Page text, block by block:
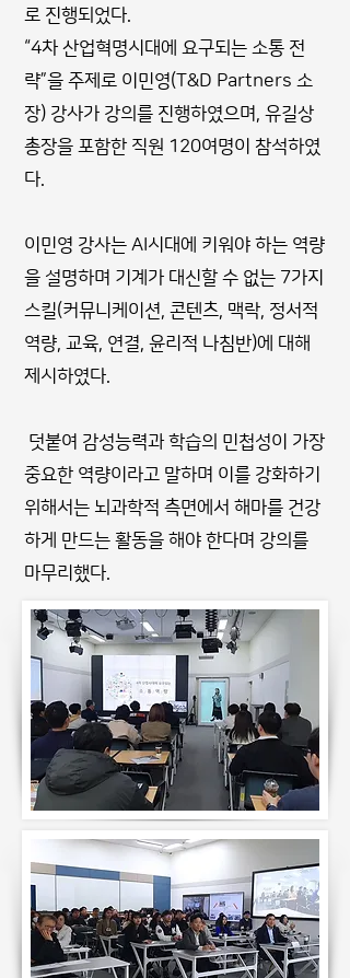
로 진행되었다.
“4차 산업혁명시대에 요구되는 소통 전
략”을 주제로 이민영(T&D Partners 소
장) 강사가 강의를 진행하였으며, 유길상
총장을 포함한 직원 120여명이 참석하였
다.
이민영 강사는 AI시대에 키워야 하는 역량
을 설명하며 기계가 대신할 수 없는 7가지
스킬(커뮤니케이션, 콘텐츠, 맥락, 정서적
역량, 교육, 연결, 윤리적 나침반)에 대해
제시하였다.
덧붙여 감성능력과 학습의 민첩성이 가장
중요한 역량이라고 말하며 이를 강화하기
위해서는 뇌과학적 측면에서 해마를 건강
하게 만드는 활동을 해야 한다며 강의를
마무리했다.